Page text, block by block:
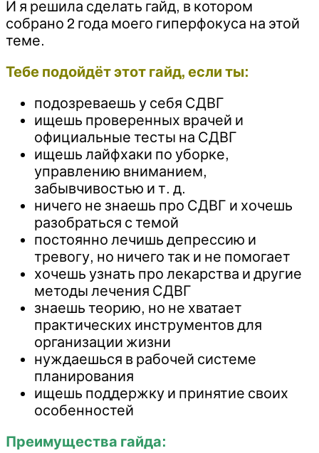
И я решила сделать гайд, в котором
собрано 2 года моего гиперфокуса на этой
теме.
Тебе подойдёт этот гайд, если ты:
подозреваешь у себя СДВГ
ищешь проверенных врачей и
официальные тесты на СДВГ
ищешь лайфхаки по уборке,
управлению вниманием,
забывчивостью и т. д.
ничего не знаешь про СДВГ и хочешь
разобраться с темой
постоянно лечишь депрессию и
тревогу, но ничего так и не помогает
хочешь узнать про лекарства и другие
методы лечения СДВГ
знаешь теорию, но не хватает
практических инструментов для
организации жизни
нуждаешься в рабочей системе
планирования
ищешь поддержку и принятие своих
особенностей
Преимущества гайда: